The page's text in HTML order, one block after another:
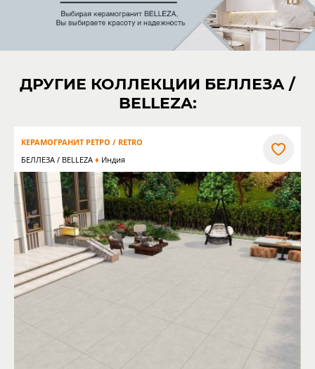
ДРУГИЕ КОЛЛЕКЦИИ БЕЛЛЕЗА /
BELLEZA:
КЕРАМОГРАНИТ РЕТРО / RETRO
БЕЛЛЕЗА / BELLEZA
Индия